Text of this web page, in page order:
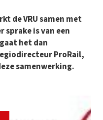
de VRU samen met
sprake is van een
het dan
ProRail,
samenwerking.